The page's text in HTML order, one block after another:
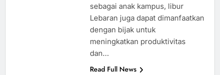
sebagai anak kampus, libur
Lebaran juga dapat dimanfaatkan
dengan bijak untuk
meningkatkan produktivitas
dan…
Read Full News